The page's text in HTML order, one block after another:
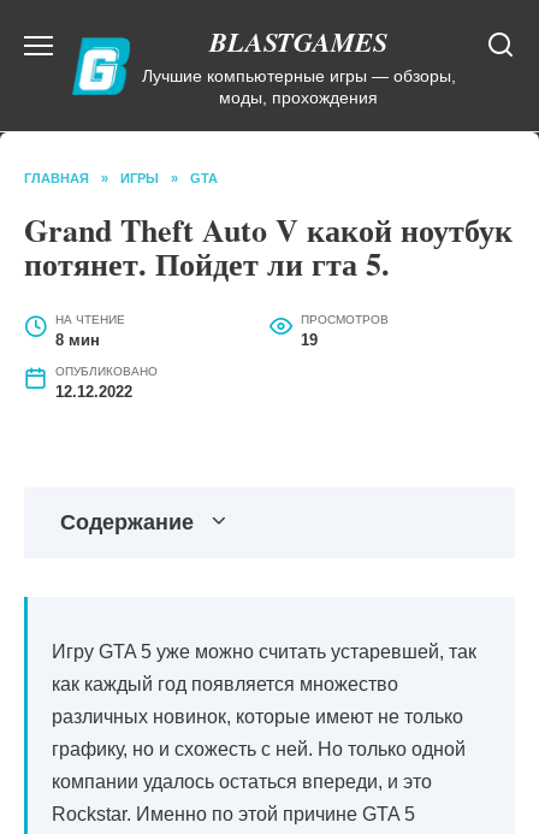
содержанию
BLASTGAMES
Лучшие компьютерные игры — обзоры,
моды, прохождения
ГЛАВНАЯ » ИГРЫ » GTA
Grand Theft Auto V какой ноутбук
потянет. Пойдет ли гта 5.
НА ЧТЕНИЕ
8 мин
ПРОСМОТРОВ
19
ОПУБЛИКОВАНО
12.12.2022
Содержание
Игру GTA 5 уже можно считать устаревшей, так
как каждый год появляется множество
различных новинок, которые имеют не только
графику, но и схожесть с ней. Но только одной
компании удалось остаться впереди, и это
Rockstar. Именно по этой причине GTA 5